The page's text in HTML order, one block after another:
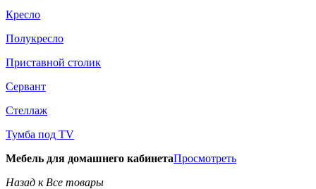
Кресло
Полукресло
Приставной столик
Сервант
Стеллаж
Тумба под TV
Мебель для домашнего кабинетаПросмотреть
Назад к Все товары